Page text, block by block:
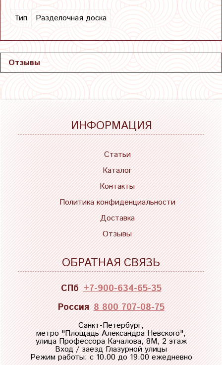
Тип Разделочная доска
Отзывы
ИНФОРМАЦИЯ
Статьи
Каталог
Контакты
Политика конфиденциальности
Доставка
Отзывы
ОБРАТНАЯ СВЯЗЬ
СПб +7-900-634-65-35
Россия 8 800 707-08-75
Санкт-Петербург,
метро "Площадь Александра Невского",
улица Профессора Качалова, 8М, 2 этаж
Вход / заезд Глазурной улицы
Режим работы: с 10.00 до 19.00 ежедневно